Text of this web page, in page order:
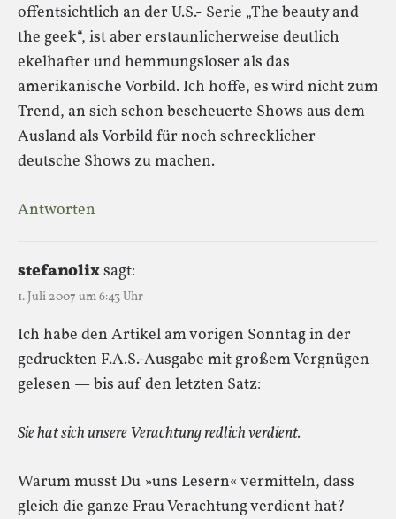
offentsichtlich an der U.S.- Serie „The beauty and
the geek“, ist aber erstaunlicherweise deutlich
ekelhafter und hemmungsloser als das
amerikanische Vorbild. Ich hoffe, es wird nicht zum
Trend, an sich schon bescheuerte Shows aus dem
Ausland als Vorbild für noch schrecklicher
deutsche Shows zu machen.
Antworten
stefanolixsagt:
1. Juli 2007 um 6:43 Uhr
Ich habe den Artikel am vorigen Sonntag in der
gedruckten F.A.S.-Ausgabe mit großem Vergnügen
gelesen — bis auf den letzten Satz:
Sie hat sich unsere Verachtung redlich verdient.
Warum musst Du »uns Lesern« vermitteln, dass
gleich die ganze Frau Verachtung verdient hat?